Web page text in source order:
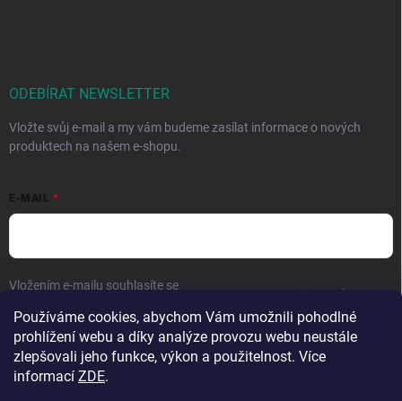
Používáme cookies, abychom Vám umožnili pohodlné
prohlížení webu a díky analýze provozu webu neustále
zlepšovali jeho funkce, výkon a použitelnost. Více
informací ZDE.
ODEBÍRAT NEWSLETTER
Vložte svůj e-mail a my vám budeme zasílat informace o nových
produktech na našem e-shopu.
E-MAIL
Vložením e-mailu souhlasíte se .
Přihlásit se